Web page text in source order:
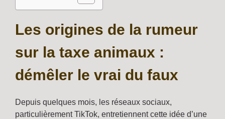
Les origines de la rumeur
sur la taxe animaux :
démêler le vrai du faux
Depuis quelques mois, les réseaux sociaux,
particulièrement TikTok, entretiennent cette idée d’une